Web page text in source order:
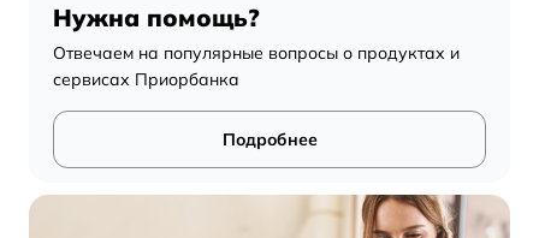
Нужна помощь?
Отвечаем на популярные вопросы о продуктах и
сервисах Приорбанка
Подробнее